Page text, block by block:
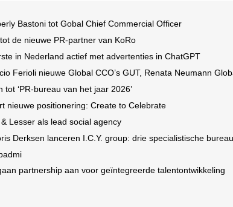
Bastoni tot Gobal Chief Commercial Officer
de nieuwe PR-partner van KoRo
in Nederland actief met advertenties in ChatGPT
nieuwe Global CCO’s GUT, Renata Neumann Global Head
‘PR-bureau van het jaar 2026’
nieuwe positionering: Create to Celebrate
Lesser als lead social agency
lanceren I.C.Y. group: drie specialistische bureaus, één
partnership aan voor geïntegreerde talentontwikkeling